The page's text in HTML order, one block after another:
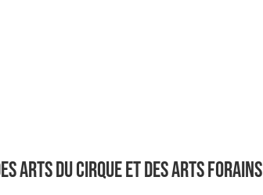
arts du cirque et des arts forains